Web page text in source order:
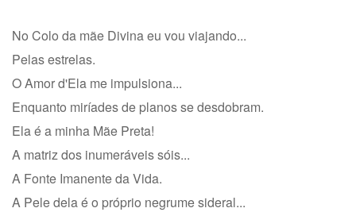
No Colo da mãe Divina eu vou viajando...
Pelas estrelas.
O Amor d'Ela me impulsiona...
Enquanto miríades de planos se desdobram.
Ela é a minha Mãe Preta!
A matriz dos inumeráveis sóis...
A Fonte Imanente da Vida.
A Pele dela é o próprio negrume sideral...